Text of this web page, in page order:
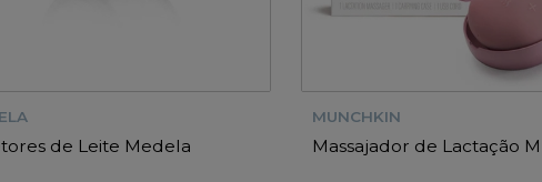
de Leite Medela
MUNCHKIN
Massajador de Lactação